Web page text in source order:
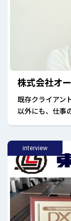
株式会社オ
既存クライアン
以外にも、仕事
interview